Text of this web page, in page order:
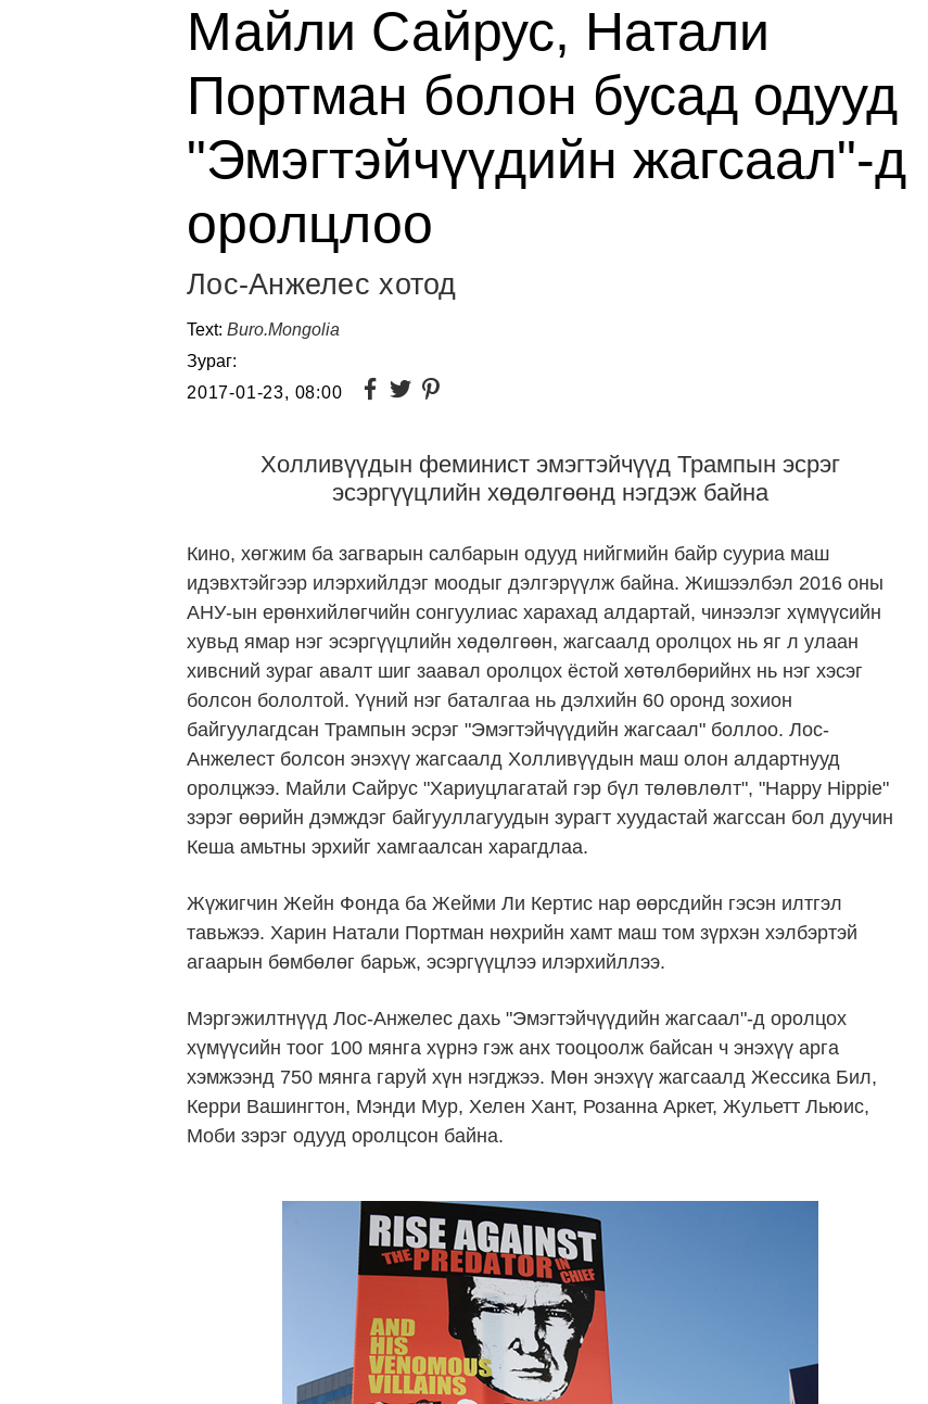
Майли Сайрус, Натали
Портман болон бусад одууд
"Эмэгтэйчүүдийн жагсаал"-д
оролцлоо
Лос-Анжелес хотод
Text: Buro.Mongolia
Зураг:
2017-01-23, 08:00
Холливүүдын феминист эмэгтэйчүүд Трампын эсрэг
эсэргүүцлийн хөдөлгөөнд нэгдэж байна
Кино, хөгжим ба загварын салбарын одууд нийгмийн байр сууриа маш
идэвхтэйгээр илэрхийлдэг моодыг дэлгэрүүлж байна. Жишээлбэл 2016 оны
АНУ-ын ерөнхийлөгчийн сонгуулиас харахад алдартай, чинээлэг хүмүүсийн
хувьд ямар нэг эсэргүүцлийн хөдөлгөөн, жагсаалд оролцох нь яг л улаан
хивсний зураг авалт шиг заавал оролцох ёстой хөтөлбөрийнх нь нэг хэсэг
болсон бололтой. Үүний нэг баталгаа нь дэлхийн 60 оронд зохион
байгуулагдсан Трампын эсрэг "Эмэгтэйчүүдийн жагсаал" боллоо. Лос-
Анжелест болсон энэхүү жагсаалд Холливүүдын маш олон алдартнууд
оролцжээ. Майли Сайрус "Хариуцлагатай гэр бүл төлөвлөлт", "Happy Hippie"
зэрэг өөрийн дэмждэг байгууллагуудын зурагт хуудастай жагссан бол дуучин
Кеша амьтны эрхийг хамгаалсан харагдлаа.
Жүжигчин Жейн Фонда ба Жейми Ли Кертис нар өөрсдийн гэсэн илтгэл
тавьжээ. Харин Натали Портман нөхрийн хамт маш том зүрхэн хэлбэртэй
агаарын бөмбөлөг барьж, эсэргүүцлээ илэрхийллээ.
Мэргэжилтнүүд Лос-Анжелес дахь "Эмэгтэйчүүдийн жагсаал"-д оролцох
хүмүүсийн тоог 100 мянга хүрнэ гэж анх тооцоолж байсан ч энэхүү арга
хэмжээнд 750 мянга гаруй хүн нэгджээ. Мөн энэхүү жагсаалд Жессика Бил,
Керри Вашингтон, Мэнди Мур, Хелен Хант, Розанна Аркет, Жульетт Льюис,
Моби зэрэг одууд оролцсон байна.